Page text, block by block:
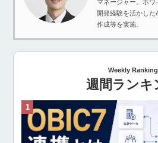
マネージャー。ホワ
開発経験を活かした
作成等を実施。
Weekly Ranking
週間ランキ